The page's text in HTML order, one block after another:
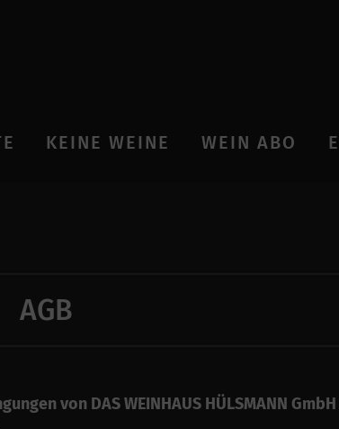
KEINE WEINE WEIN ABO
AGB
von DAS WEINHAUS HÜLSMANN